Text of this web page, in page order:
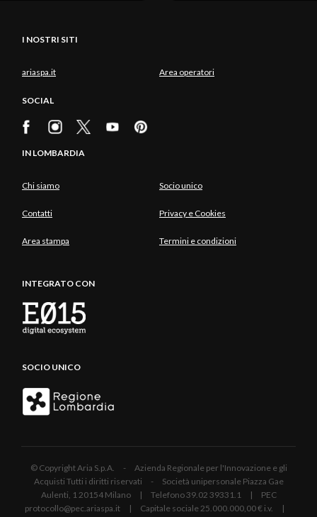
I NOSTRI SITI
ariaspa.it Area operatori
SOCIAL
IN LOMBARDIA
Chi siamo Socio unico
Contatti Privacy e Cookies
Area stampa Termini e condizioni
INTEGRATO CON
SOCIO UNICO
© Copyright Aria S.p.A. - Azienda Regionale per l'Innovazione e gli
Acquisti Tutti i diritti riservati - Società unipersonale Piazza Gae
Aulenti, 1 20154 Milano | Telefono 39.02 39331.1 | PEC
protocollo@pec.ariaspa.it | Capitale sociale 25.000.000,00 € i.v. |